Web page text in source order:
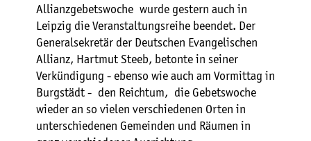
Allianzgebetswoche wurde gestern auch in
Leipzig die Veranstaltungsreihe beendet. Der
Generalsekretär der Deutschen Evangelischen
Allianz, Hartmut Steeb, betonte in seiner
Verkündigung - ebenso wie auch am Vormittag in
Burgstädt - den Reichtum, die Gebetswoche
wieder an so vielen verschiedenen Orten in
unterschiedenen Gemeinden und Räumen in